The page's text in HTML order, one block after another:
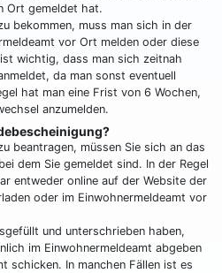
Ort gemeldet hat.
bekommen, muss man sich in der
vor Ort melden oder diese
wichtig, dass man sich zeitnah
da man sonst eventuell
hat man eine Frist von 6 Wochen,
anzumelden.
beantragen, müssen Sie sich an das
dem Sie gemeldet sind. In der Regel
entweder online auf der Website der
oder im Einwohnermeldeamt vor
und unterschrieben haben,
im Einwohnermeldeamt abgeben
schicken. In manchen Fällen ist es